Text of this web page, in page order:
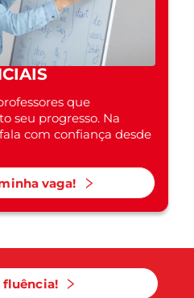
que
seu progresso. Na
com confiança desde
vaga!
fluência!